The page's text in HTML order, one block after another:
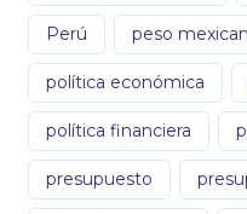
Perú peso
política económica
política financiera
presupuesto